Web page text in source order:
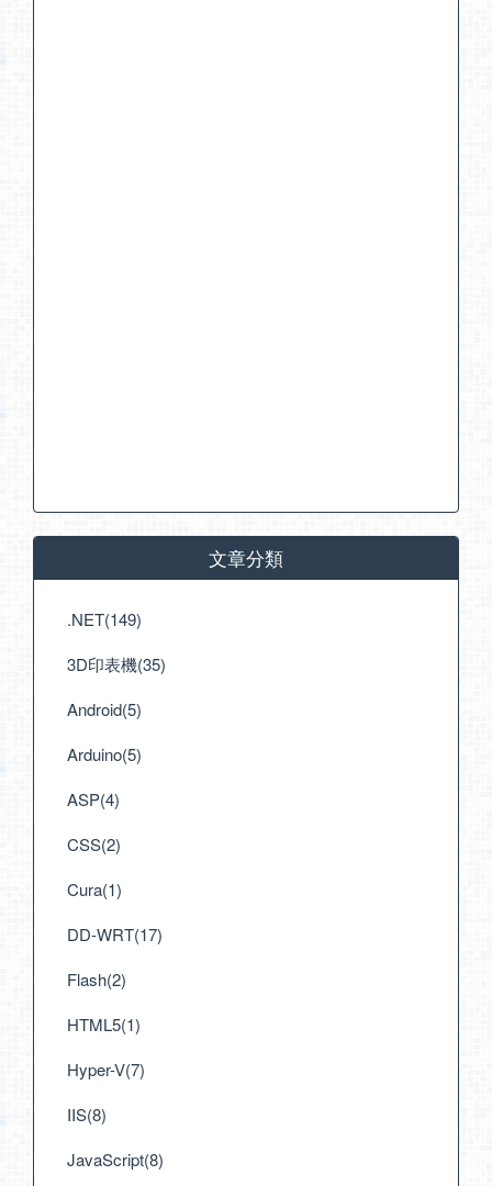
文章分類
.NET(149)
3D印表機(35)
Android(5)
Arduino(5)
ASP(4)
CSS(2)
Cura(1)
DD-WRT(17)
Flash(2)
HTML5(1)
Hyper-V(7)
IIS(8)
JavaScript(8)